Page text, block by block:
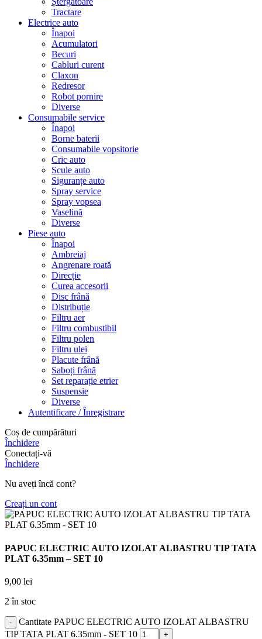
Tractare
Electrice auto
Înapoi
Acumulatori
Becuri
Cabluri curent
Claxon
Redresor
Robot pornire
Diverse
Consumabile service
Înapoi
Borne baterii
Consumabile vopsitorie
Cric auto
Scule auto
Siguranțe auto
Spray service
Spray vopsea
Vaselină
Diverse
Piese auto
Înapoi
Ambreiaj
Angrenare roată
Direcție
Curea accesorii
Disc frână
Distribuție
Filtru aer
Filtru combustibil
Filtru polen
Filtru ulei
Placute frână
Saboți frână
Set reparație etrier
Suspensie
Diverse
Autentificare / Înregistrare
Coș de cumpărături
Închidere
Conectați-vă
Închidere
Nu aveți încă cont?
Creați un cont
PAPUC ELECTRIC AUTO IZOLAT ALBASTRU TIP TATA
PLAT 6.35mm – SET 10
9,00 lei
2 în stoc
Cantitate PAPUC ELECTRIC AUTO IZOLAT ALBASTRU
TIP TATA PLAT 6.35mm - SET 10